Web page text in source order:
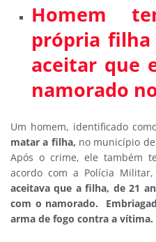
Homem
própria
aceitar que
namorado
Um homem, identificado
matar a filha, no município
Após o crime, ele também
acordo com a Polícia Militar,
aceitava que a filha, de 21
com o namorado.
arma de fogo contra a vítima.